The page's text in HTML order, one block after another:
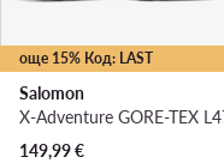
още 15% Код: LAST
Salomon
149,99€